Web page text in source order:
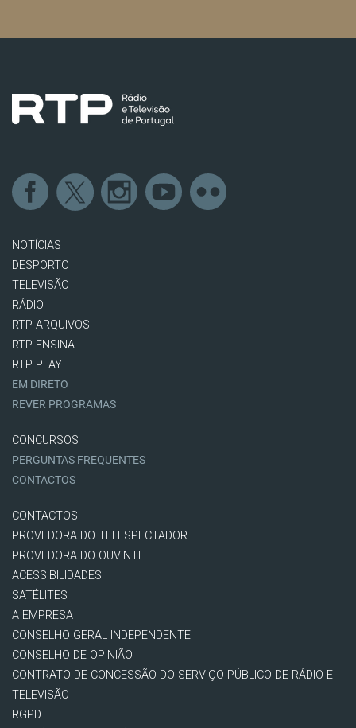
NOTÍCIAS
DESPORTO
TELEVISÃO
RÁDIO
RTP ARQUIVOS
RTP ENSINA
RTP PLAY
EM DIRETO
REVER PROGRAMAS
CONCURSOS
PERGUNTAS FREQUENTES
CONTACTOS
CONTACTOS
PROVEDORA DO TELESPECTADOR
PROVEDORA DO OUVINTE
ACESSIBILIDADES
SATÉLITES
A EMPRESA
CONSELHO GERAL INDEPENDENTE
CONSELHO DE OPINIÃO
CONTRATO DE CONCESSÃO DO SERVIÇO PÚBLICO DE RÁDIO E
TELEVISÃO
RGPD